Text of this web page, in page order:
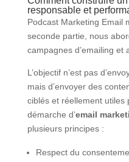
responsable et
Podcast Marketing Email
seconde partie, nous
campagnes d’emailing et
L’objectif n’est pas
mais d’envoyer des
ciblés et réellement utiles
démarche d’email
plusieurs principes :
Respect du